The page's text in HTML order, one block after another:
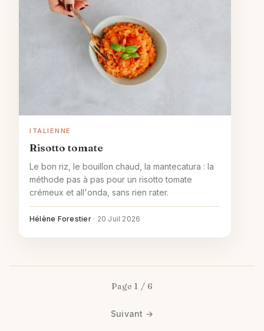
ITALIENNE
Risotto tomate
Le bon riz, le bouillon chaud, la mantecatura : la
méthode pas à pas pour un risotto tomate
crémeux et all'onda, sans rien rater.
Hélène Forestier · 20 Juil 2026
Page 1 / 6
Suivant →